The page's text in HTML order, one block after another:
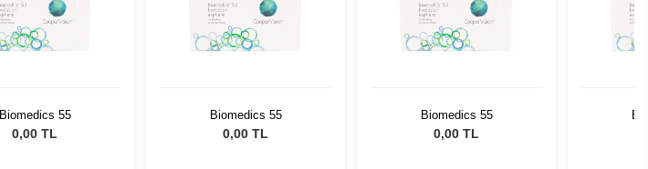
Biomedics 55
0,00 TL
Biomedics 55
0,00 TL
Biomedics 55
0,00 TL